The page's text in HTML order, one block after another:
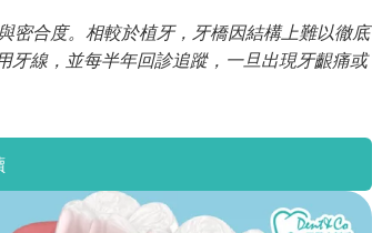
密合度。相較於植牙，牙橋因結構上難以徹底
牙線，並每半年回診追蹤，一旦出現牙齦痛或